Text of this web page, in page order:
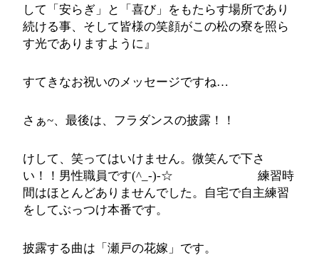
して「安らぎ」と「喜び」をもたらす場所であり
続ける事、そして皆様の笑顔がこの松の寮を照ら
す光でありますように』
すてきなお祝いのメッセージですね…
さぁ~、最後は、フラダンスの披露！！
けして、笑ってはいけません。微笑んで下さ
い！！男性職員です(^_-)-☆ 練習時
間はほとんどありませんでした。自宅で自主練習
をしてぶっつけ本番です。
披露する曲は「瀬戸の花嫁」です。